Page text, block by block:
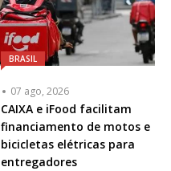
BRASIL
07 ago, 2026
CAIXA e iFood facilitam
financiamento de motos e
bicicletas elétricas para
entregadores